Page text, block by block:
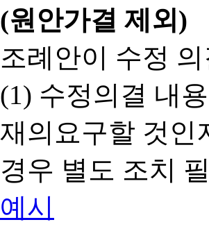
(원안가결 제외)
조례안이 수정
(1) 수정의결 내
재의요구할 것인
경우 별도 조치
예시